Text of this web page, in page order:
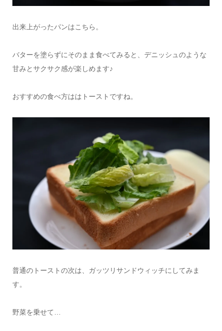
出来上がったパンはこちら。
バターを塗らずにそのまま食べてみると、デニッシュのような
甘みとサクサク感が楽しめます♪
おすすめの食べ方ははトーストですね。
普通のトーストの次は、ガッツリサンドウィッチにしてみま
す。
野菜を乗せて…